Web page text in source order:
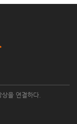
을 연결하다.